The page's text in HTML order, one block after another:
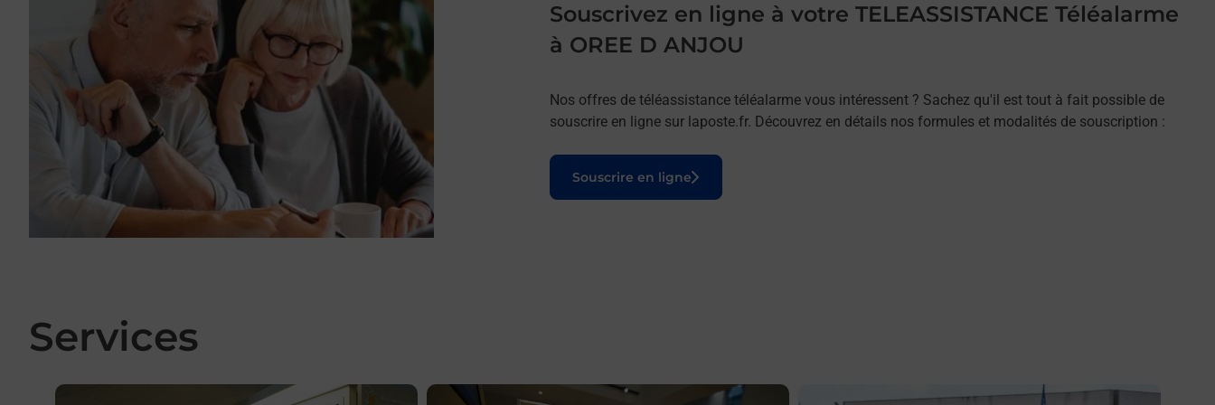
Souscrivez en ligne à votre TELEASSISTANCE Téléalarme
à OREE D ANJOU
Nos offres de téléassistance téléalarme vous intéressent ? Sachez qu'il est tout à fait possible de
souscrire en ligne sur laposte.fr. Découvrez en détails nos formules et modalités de souscription :
Souscrire en ligne
Le lien s'ouvre dans un nouvel onglet
Services
En savoir plus En savoir plus